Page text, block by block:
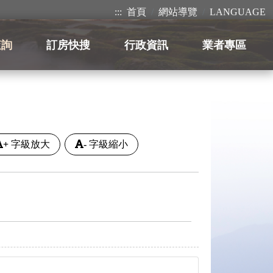
::: 首頁 網站導覽 LANGUAGE
訂房快搜 行政資訊 業者專區
+ 字級放大 - 字級縮小